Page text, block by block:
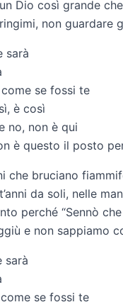
Dio così grande
non guardare
sarà
se fossi te
è così
no, non è qui
è questo il posto
che bruciano
da soli, nelle
perché “Sennò
e non sappiamo
sarà
se fossi te